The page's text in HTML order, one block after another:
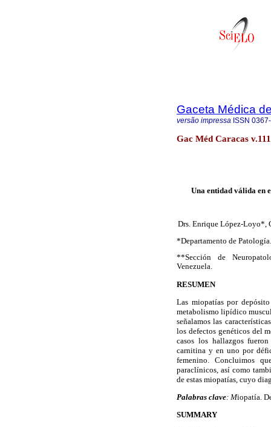
Gaceta Médica
versão impressa ISSN
Gac Méd Caracas
Una entidad válida en
Drs. Enrique López-Loyo*,
*Departamento de
**Sección de
Venezuela.
RESUMEN
Las miopatías por
metabolismo lipídico
señalamos las
los defectos genéticos del
casos los hallazgos
carnitina y en uno por
femenino. Concluimos
paraclínicos, así como
de estas miopatías, cuyo
Palabras clave: Miopatía.
SUMMARY